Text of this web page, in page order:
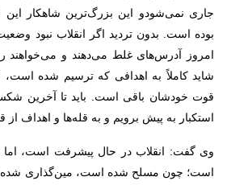
جاری نمی‌شودو این بزرگ‌ترین شاهکار
بوده است. بدون تردید اگر انقلاب نبود
امروز آدرس‌های غلط می‌دهند و می‌خواهند
شاید کاملاً به اهدافی که ترسیم شده است،
قوت خودشان باقی است. باید تا آخرین
استکبار به پیش برویم و به قله‌ها و اهداف از
وی گفت: انقلاب در حال پیشرفت است، اما
است؛ چون مسلح شده است، مین‌گذاری